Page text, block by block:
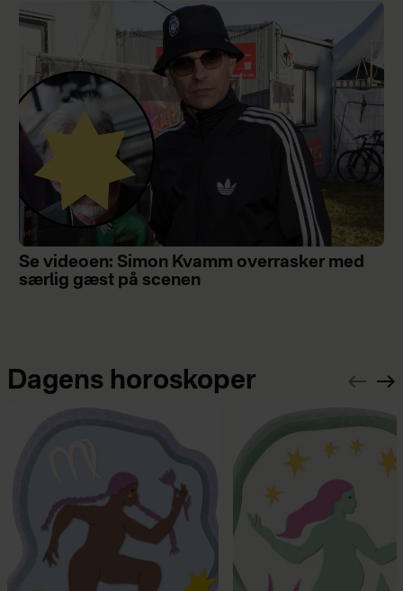
Se videoen: Simon Kvamm overrasker med
særlig gæst på scenen
Dagens horoskoper